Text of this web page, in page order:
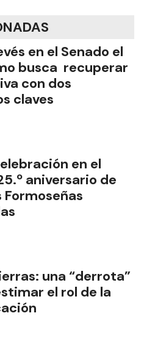
en el Senado el
busca recuperar
con dos
claves
en el
aniversario de
Formoseñas
una “derrota”
el rol de la